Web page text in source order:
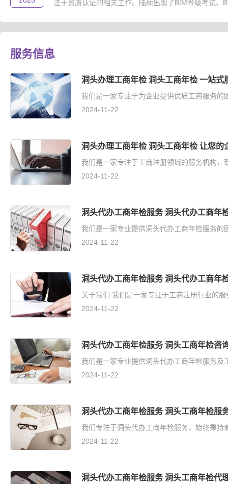
注于资质认证的相关工作。陆续出现了BIM等级考试、
服务信息
洞头办理工商年检 洞头工商年检 一站式
我们是一家专注于为企业提供优质工商服务
2024-11-22
洞头办理工商年检 洞头工商年检 让您的
我们是一家专注于工商注册领域的服务机构
2024-11-22
洞头代办工商年检服务 洞头代办工商年
我们是一家专业提供洞头代办工商年检服务
2024-11-22
洞头代办工商年检服务 洞头代办工商年
关于我们 我们是一家专注于工商注册行业的
2024-11-22
洞头代办工商年检服务 洞头工商年检咨
我们是一家专业提供洞头代办工商年检服务
2024-11-22
洞头代办工商年检服务 洞头工商年检服
我们专注于洞头代办工商年检服务，始终秉持
2024-11-22
洞头代办工商年检服务 洞头工商年检代